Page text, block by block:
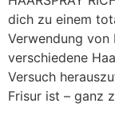
dich zu einem
Verwendung von
verschiedene
Versuch
Frisur ist – ganz